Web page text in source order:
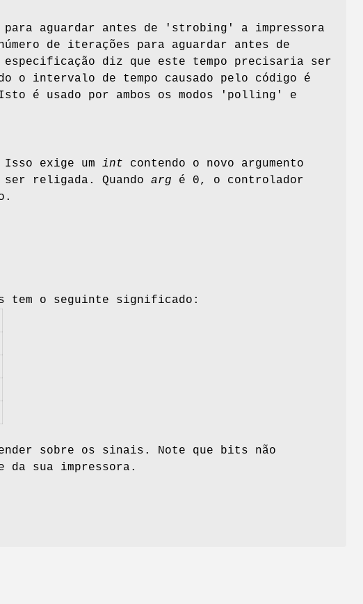
para aguardar antes de 'strobing' a impressora
de iterações para aguardar antes de
especificação diz que este tempo precisaria ser
o intervalo de tempo causado pelo código é
é usado por ambos os modos 'polling' e
exige um int contendo o novo argumento
religada. Quando arg é 0, o controlador
tem o seguinte significado:
sobre os sinais. Note que bits não
da sua impressora.